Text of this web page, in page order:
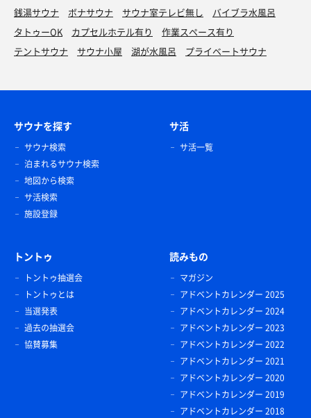
銭湯サウナ
ボナサウナ サウナ室テレビ無し
バイブラ水風呂
タトゥーOK
カプセルホテル有り
作業スペース有り
テントサウナ
サウナ小屋 湖が水風呂 プライベートサウナ
サウナを探す
サウナ検索
泊まれるサウナ検索
地図から検索
サ活検索
施設登録
サ活
サ活一覧
トントゥ
トントゥ抽選会
トントゥとは
当選発表
過去の抽選会
協賛募集
読みもの
マガジン
アドベントカレンダー 2025
アドベントカレンダー 2024
アドベントカレンダー 2023
アドベントカレンダー 2022
アドベントカレンダー 2021
アドベントカレンダー 2020
アドベントカレンダー 2019
アドベントカレンダー 2018